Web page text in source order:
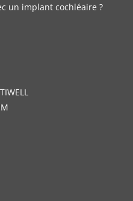
un implant cochléaire ?